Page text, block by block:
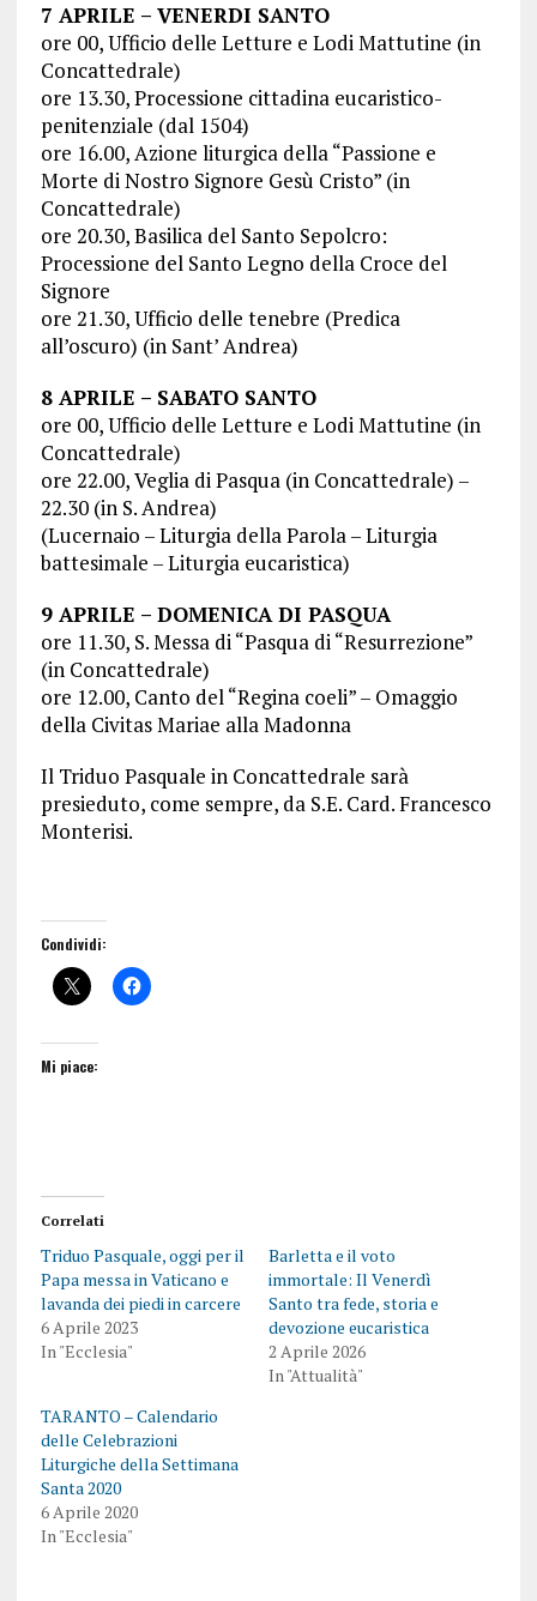
7 APRILE – VENERDI SANTO
ore 00, Ufficio delle Letture e Lodi Mattutine (in
Concattedrale)
ore 13.30, Processione cittadina eucaristico-
penitenziale (dal 1504)
ore 16.00, Azione liturgica della “Passione e
Morte di Nostro Signore Gesù Cristo” (in
Concattedrale)
ore 20.30, Basilica del Santo Sepolcro:
Processione del Santo Legno della Croce del
Signore
ore 21.30, Ufficio delle tenebre (Predica
all’oscuro) (in Sant’ Andrea)
8 APRILE – SABATO SANTO
ore 00, Ufficio delle Letture e Lodi Mattutine (in
Concattedrale)
ore 22.00, Veglia di Pasqua (in Concattedrale) –
22.30 (in S. Andrea)
(Lucernaio – Liturgia della Parola – Liturgia
battesimale – Liturgia eucaristica)
9 APRILE – DOMENICA DI PASQUA
ore 11.30, S. Messa di “Pasqua di “Resurrezione”
(in Concattedrale)
ore 12.00, Canto del “Regina coeli” – Omaggio
della Civitas Mariae alla Madonna
Il Triduo Pasquale in Concattedrale sarà
presieduto, come sempre, da S.E. Card. Francesco
Monterisi.
Condividi:
Mi piace:
Correlati
Triduo Pasquale, oggi per il
Papa messa in Vaticano e
lavanda dei piedi in carcere
6 Aprile 2023
In "Ecclesia"
Barletta e il voto
immortale: Il Venerdì
Santo tra fede, storia e
devozione eucaristica
2 Aprile 2026
In "Attualità"
TARANTO – Calendario
delle Celebrazioni
Liturgiche della Settimana
Santa 2020
6 Aprile 2020
In "Ecclesia"